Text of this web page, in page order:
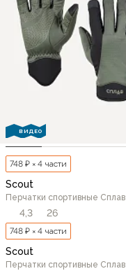
ВИДЕО
748 ₽ × 4 части
Scout
Перчатки спортивные Сплав
4,3 26
748 ₽ × 4 части
Scout
Перчатки спортивные Сплав